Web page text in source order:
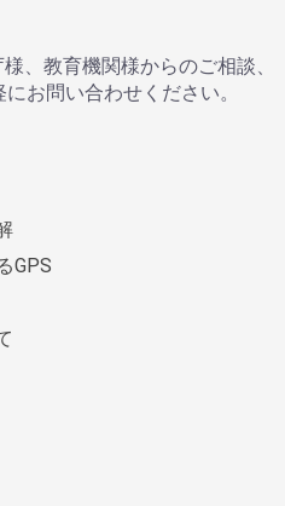
、教育機関様からのご相談、
お問い合わせください。
GPS